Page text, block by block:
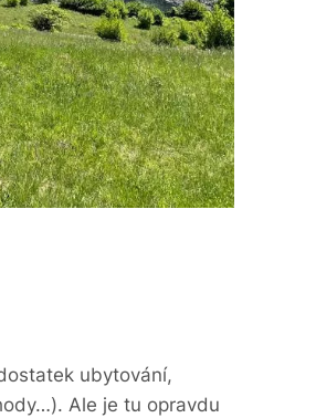
ubytování,
Ale je tu opravdu